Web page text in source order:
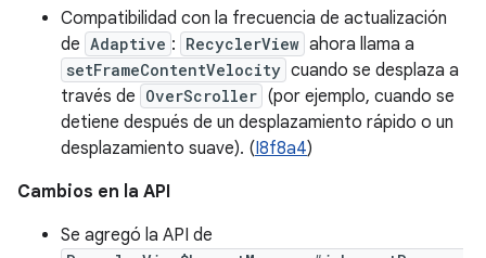
Compatibilidad con la frecuencia de actualización
de Adaptive : RecyclerView ahora llama a
setFrameContentVelocity cuando se desplaza a
través de OverScroller (por ejemplo, cuando se
detiene después de un desplazamiento rápido o un
desplazamiento suave). (I8f8a4)
Cambios en la API
Se agregó la API de